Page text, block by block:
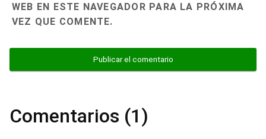
WEB EN ESTE NAVEGADOR PARA LA PRÓXIMA
VEZ QUE COMENTE.
Comentarios (1)